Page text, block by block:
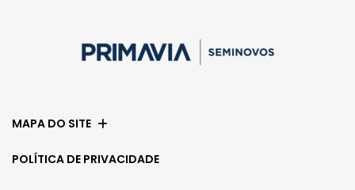
MAPA DO SITE
POLÍTICA DE PRIVACIDADE